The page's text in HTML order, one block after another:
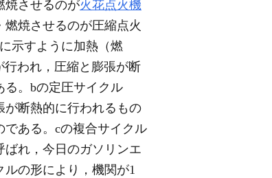
させるのが火花点火機
焼させるのが圧縮点火
示すように加熱（燃
行われ，圧縮と膨張が断
る。bの定圧サイクル
が断熱的に行われるもの
ある。cの複合サイクル
ばれ，今日のガソリンエ
の形により，機関が1